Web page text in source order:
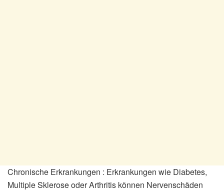
Chronische Erkrankungen : Erkrankungen wie Diabetes,
Multiple Sklerose oder Arthritis können Nervenschäden